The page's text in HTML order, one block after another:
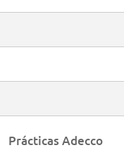
Prácticas Adecco